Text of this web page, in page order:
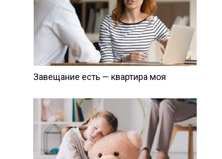
Завещание есть — квартира моя